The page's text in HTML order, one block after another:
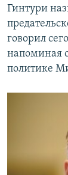
Гинтури
говорил
напоминая
политике